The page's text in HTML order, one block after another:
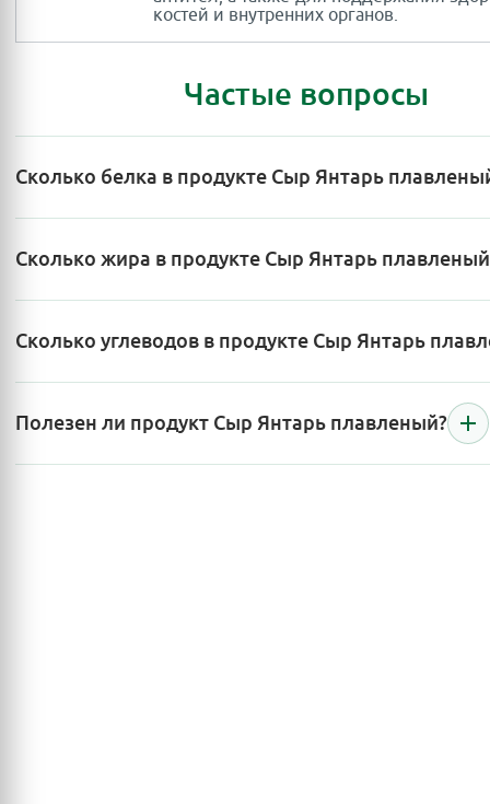
костей и внутренних органов.
Частые вопросы
Сколько белка в продукте Сыр Янтарь
Сколько жира в продукте Сыр Янтарь
Сколько углеводов в продукте Сыр Янтарь
Полезен ли продукт Сыр Янтарь плавленый?